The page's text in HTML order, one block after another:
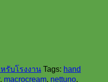
รับโรงงาน Tags: hand
, macrocream, nettuno,